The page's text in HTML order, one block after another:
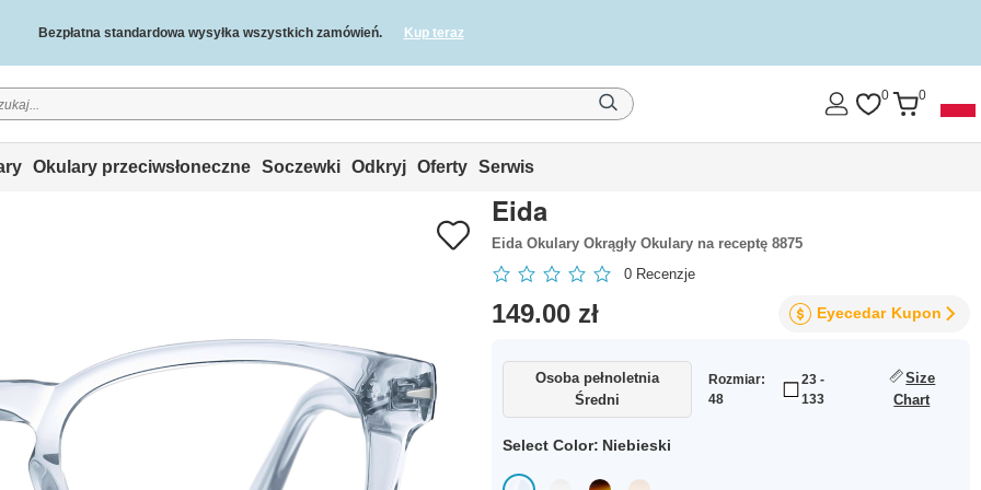
Bezpłatna standardowa wysyłka wszystkich zamówień. Kup teraz
2-letnia gwarancja jakości i 30-dniowa gwarancja zwrotu pieniędzy. 0 0
Okulary przeciwsłoneczne Soczewki Odkryj Oferty Serwis
Eida
Eida Okulary Okrągły Okulary na receptę 8875
0 Recenzje
149.00 zł Eyecedar Kupon
Osoba pełnoletnia
Średni
Rozmiar:
48
23 -
133
Size
Chart
Select Color: Niebieski